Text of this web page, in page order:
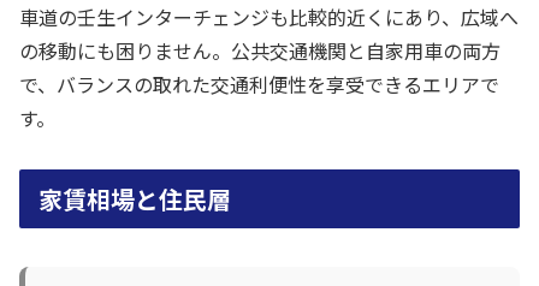
車道の壬生インターチェンジも比較的近くにあり、広域へ
の移動にも困りません。公共交通機関と自家用車の両方
で、バランスの取れた交通利便性を享受できるエリアで
す。
家賃相場と住民層